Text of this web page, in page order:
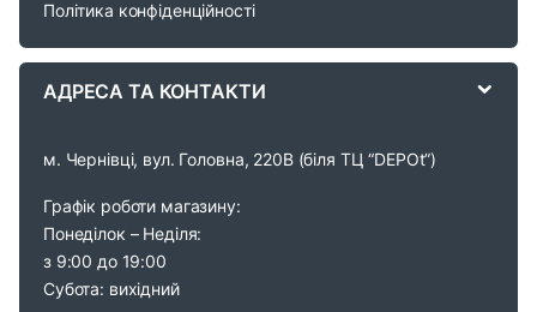
Політика конфіденційності
АДРЕСА ТА КОНТАКТИ
м. Чернівці, вул. Головна, 220В (біля ТЦ “DEPOt”)
Графік роботи магазину:
Понеділок – Неділя:
з 9:00 до 19:00
Субота: вихідний